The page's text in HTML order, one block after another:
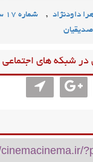
داودنژاد , شماره 17 سهیلا
در شبکه های اجتماعی